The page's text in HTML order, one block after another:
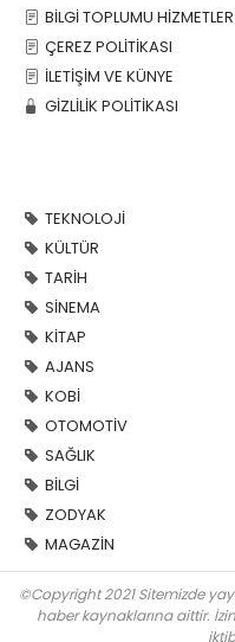
BİLGİ TOPLUMU
ÇEREZ POLİTİKASI
İLETİŞİM VE KÜNYE
GİZLİLİK POLİTİKASI
TEKNOLOJİ
KÜLTÜR
TARİH
SİNEMA
KİTAP
AJANS
KOBİ
OTOMOTİV
SAĞLIK
BİLGİ
ZODYAK
MAGAZİN
©Copyright 2021 Sitemizde
haber kaynaklarına aittir.